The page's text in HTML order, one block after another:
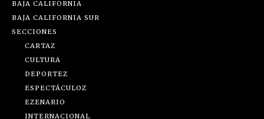
BAJA CALIFORNIA
BAJA CALIFORNIA SUR
SECCIONES
CARTAZ
CULTURA
DEPORTEZ
ESPECTÁCULOZ
EZENARIO
INTERNACIONAL